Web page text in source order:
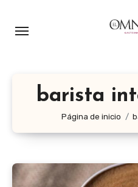
barista
Página de inicio